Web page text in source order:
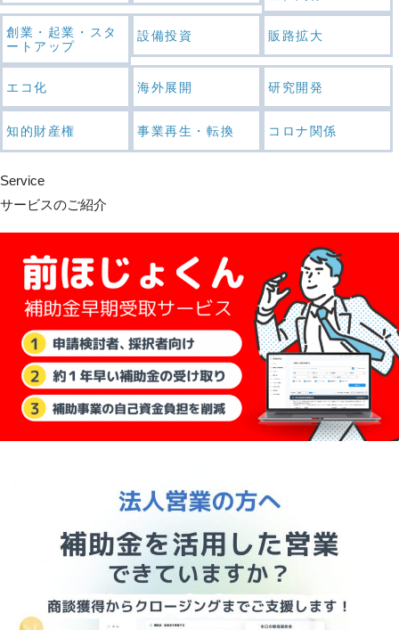
創業・起業・スタ
ートアップ
設備投資 販路拡大
エコ化 海外展開 研究開発
知的財産権 事業再生・転換 コロナ関係
Service
サービスのご紹介